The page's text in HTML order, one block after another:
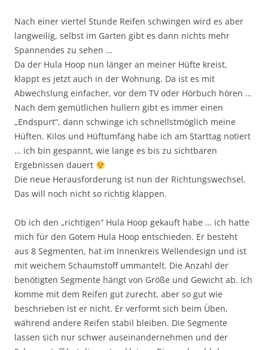
Nach einer viertel Stunde Reifen schwingen wird es aber
langweilig, selbst im Garten gibt es dann nichts mehr
Spannendes zu sehen …
Da der Hula Hoop nun länger an meiner Hüfte kreist,
klappt es jetzt auch in der Wohnung. Da ist es mit
Abwechslung einfacher, vor dem TV oder Hörbuch hören …
Nach dem gemütlichen hullern gibt es immer einen
„Endspurt“, dann schwinge ich schnellstmöglich meine
Hüften. Kilos und Hüftumfang habe ich am Starttag notiert
… ich bin gespannt, wie lange es bis zu sichtbaren
Ergebnissen dauert
Die neue Herausforderung ist nun der Richtungswechsel.
Das will noch nicht so richtig klappen.
Ob ich den „richtigen“ Hula Hoop gekauft habe … ich hatte
mich für den Gotem Hula Hoop entschieden. Er besteht
aus 8 Segmenten, hat im Innenkreis Wellendesign und ist
mit weichem Schaumstoff ummantelt. Die Anzahl der
benötigten Segmente hängt von Größe und Gewicht ab. Ich
komme mit dem Reifen gut zurecht, aber so gut wie
beschrieben ist er nicht. Er verformt sich beim Üben,
während andere Reifen stabil bleiben. Die Segmente
lassen sich nur schwer auseinandernehmen und der